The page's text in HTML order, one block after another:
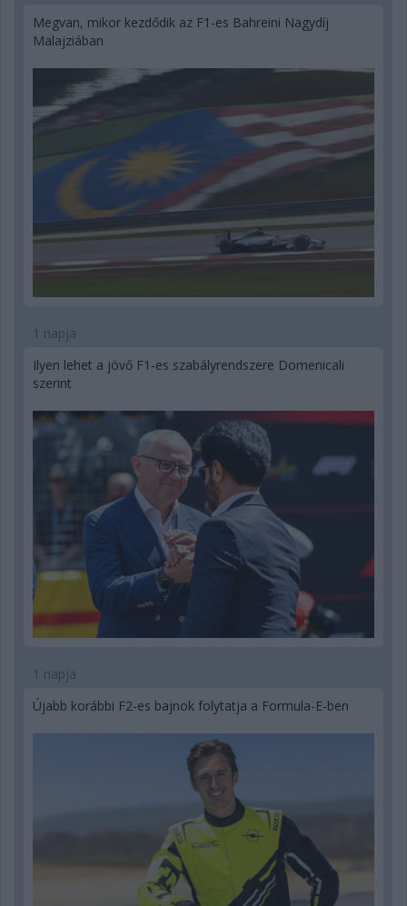
Megvan, mikor kezdődik az F1-es Bahreini Nagydíj
Malajziában
1 napja
Ilyen lehet a jövő F1-es szabályrendszere Domenicali
szerint
1 napja
Újabb korábbi F2-es bajnok folytatja a Formula-E-ben